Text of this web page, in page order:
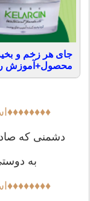
محصول+آموزش
دشمنی که
به